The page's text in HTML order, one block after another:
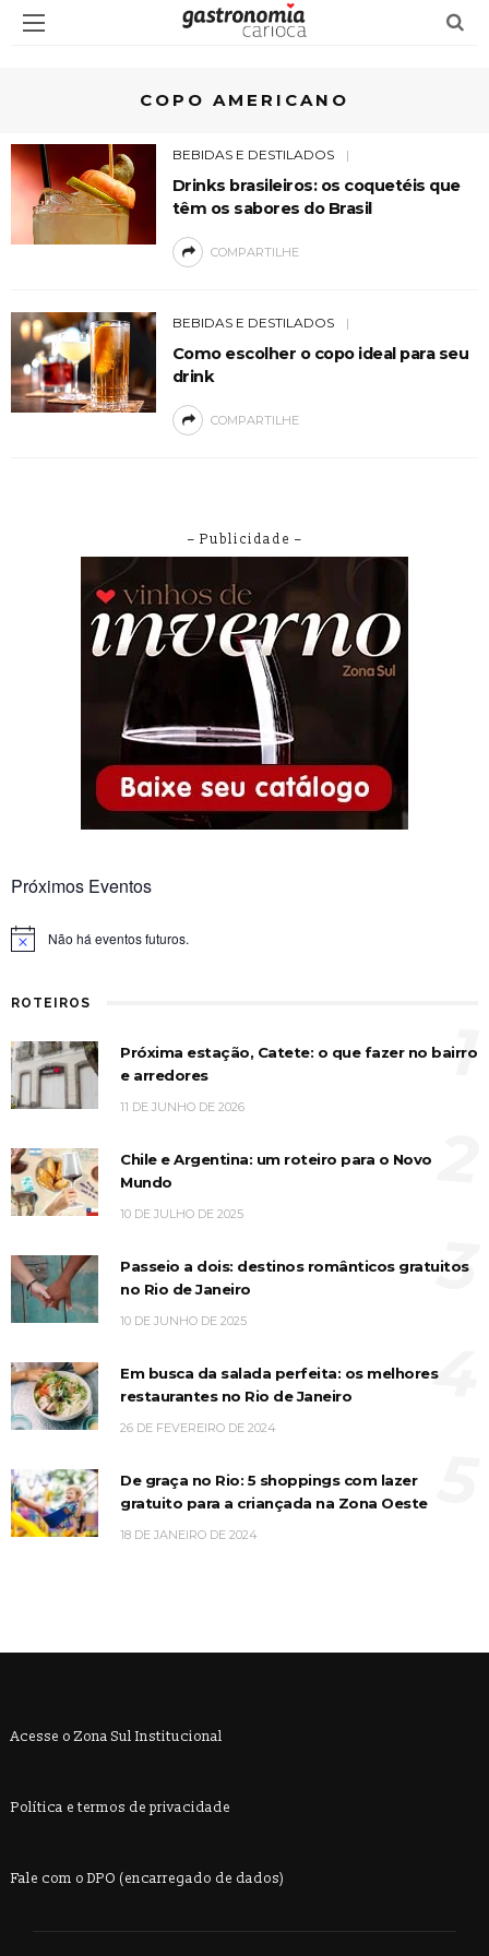
COPO AMERICANO
BEBIDAS E DESTILADOS
Drinks brasileiros: os coquetéis que
têm os sabores do Brasil
COMPARTILHE
BEBIDAS E DESTILADOS
Como escolher o copo ideal para seu
drink
COMPARTILHE
– Publicidade –
Próximos Eventos
Notice Não há eventos futuros.
ROTEIROS
Próxima estação, Catete: o que fazer no bairro
e arredores
11 DE JUNHO DE 2026
1
Chile e Argentina: um roteiro para o Novo
Mundo
10 DE JULHO DE 2025
Passeio a dois: destinos românticos gratuitos
no Rio de Janeiro
10 DE JUNHO DE 2025
3
Em busca da salada perfeita: os melhores
restaurantes no Rio de Janeiro
26 DE FEVEREIRO DE 2024
4
De graça no Rio: 5 shoppings com lazer
gratuito para a criançada na Zona Oeste
18 DE JANEIRO DE 2024
Acesse o Zona Sul Institucional
Política e termos de privacidade
Fale com o DPO (encarregado de dados)